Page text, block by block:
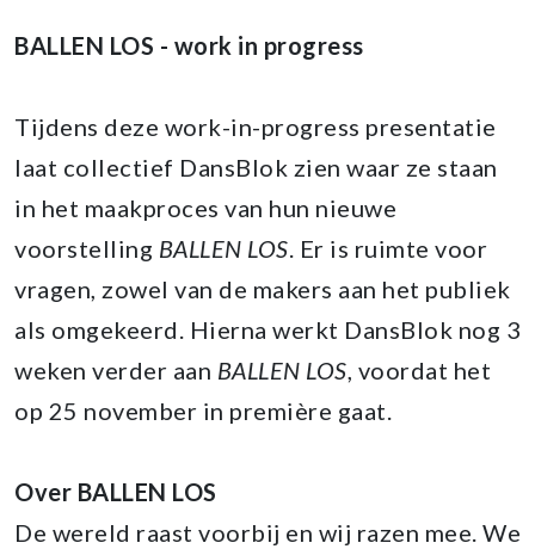
BALLEN LOS - work in progress
Tijdens deze work-in-progress presentatie
laat collectief DansBlok zien waar ze staan
in het maakproces van hun nieuwe
voorstelling BALLEN LOS. Er is ruimte voor
vragen, zowel van de makers aan het publiek
als omgekeerd. Hierna werkt DansBlok nog 3
weken verder aan BALLEN LOS, voordat het
op 25 november in première gaat.
Over BALLEN LOS
De wereld raast voorbij en wij razen mee. We